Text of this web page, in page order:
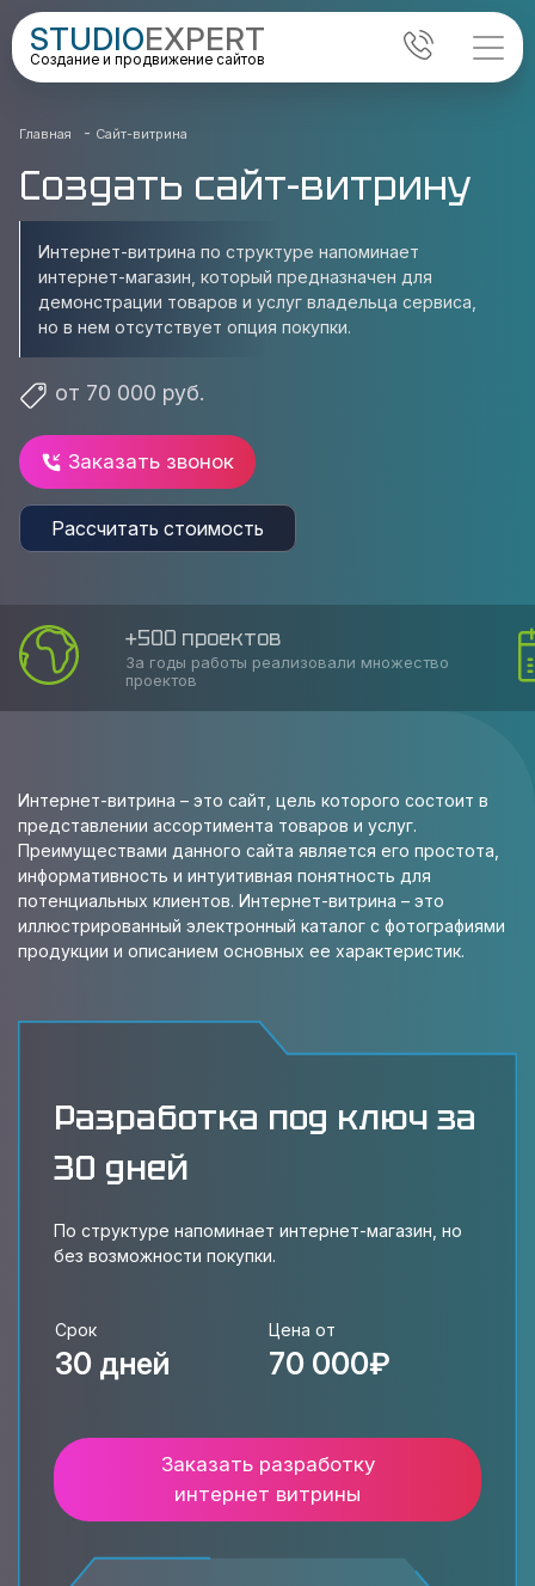
STUDIOEXPERT
Создание и продвижение сайтов
Главная - Сайт-витрина
Создать сайт-витрину
Интернет-витрина по структуре напоминает
интернет-магазин, который предназначен для
демонстрации товаров и услуг владельца сервиса,
но в нем отсутствует опция покупки.
от 70 000 руб.
Заказать звонок
Рассчитать стоимость
+500 проектов
За годы работы реализовали множество
проектов
Интернет-витрина – это сайт, цель которого состоит в
представлении ассортимента товаров и услуг.
Преимуществами данного сайта является его простота,
информативность и интуитивная понятность для
потенциальных клиентов. Интернет-витрина – это
иллюстрированный электронный каталог с фотографиями
продукции и описанием основных ее характеристик.
Разработка под ключ за
30 дней
По структуре напоминает интернет-магазин, но
без возможности покупки.
Срок
30 дней
Цена от
70 000₽
Заказать разработку
интернет витрины